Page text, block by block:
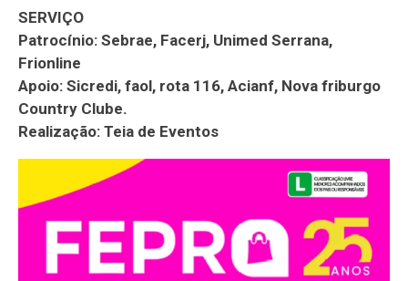
SERVIÇO
Patrocínio: Sebrae, Facerj, Unimed Serrana,
Frionline
Apoio: Sicredi, faol, rota 116, Acianf, Nova friburgo
Country Clube.
Realização: Teia de Eventos